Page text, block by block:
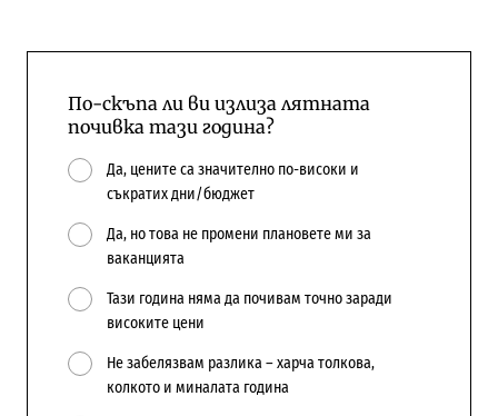
По-скъпа ли ви излиза лятната
почивка тази година?
Да, цените са значително по-високи и
съкратих дни/бюджет
Да, но това не промени плановете ми за
ваканцията
Тази година няма да почивам точно заради
високите цени
Не забелязвам разлика – харча толкова,
колкото и миналата година